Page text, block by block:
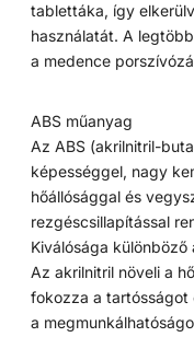
tablettáka, így
használatát. A
a medence
ABS műanyag
Az ABS (akrilnitril-
képességgel, nagy
hőállósággal és
rezgéscsillapítással
Kiválósága
Az akrilnitril növeli a
fokozza a tartósságot
a